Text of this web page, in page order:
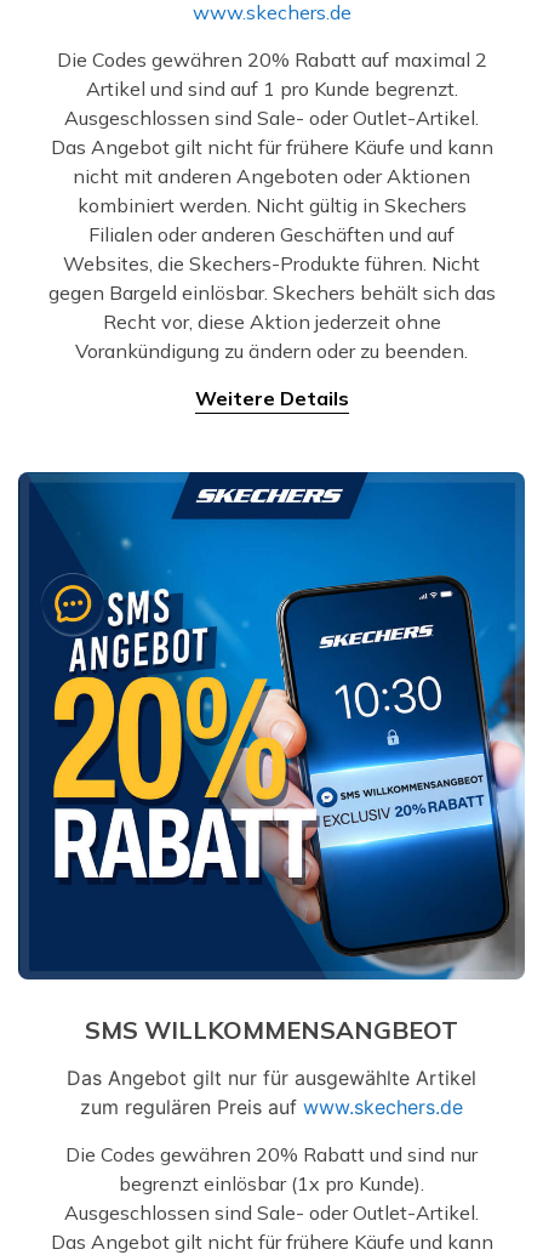
www.skechers.de
Die Codes gewähren 20% Rabatt auf maximal 2
Artikel und sind auf 1 pro Kunde begrenzt.
Ausgeschlossen sind Sale- oder Outlet-Artikel.
Das Angebot gilt nicht für frühere Käufe und kann
nicht mit anderen Angeboten oder Aktionen
kombiniert werden. Nicht gültig in Skechers
Filialen oder anderen Geschäften und auf
Websites, die Skechers-Produkte führen. Nicht
gegen Bargeld einlösbar. Skechers behält sich das
Recht vor, diese Aktion jederzeit ohne
Vorankündigung zu ändern oder zu beenden.
Weitere Details
SMS WILLKOMMENSANGBEOT
Das Angebot gilt nur für ausgewählte Artikel
zum regulären Preis auf www.skechers.de
Die Codes gewähren 20% Rabatt und sind nur
begrenzt einlösbar (1x pro Kunde).
Ausgeschlossen sind Sale- oder Outlet-Artikel.
Das Angebot gilt nicht für frühere Käufe und kann